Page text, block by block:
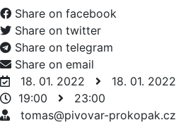
Share on facebook
Share on twitter
Share on telegram
Share on email
18. 01. 2022
18. 01. 2022
19:00
23:00
tomas@pivovar-prokopak.cz